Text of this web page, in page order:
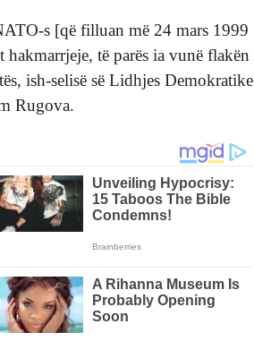
s [që filluan më 24 mars 1999
të parës ia vunë flakën
ish-selisë së Lidhjes Demokratike
Rugova.